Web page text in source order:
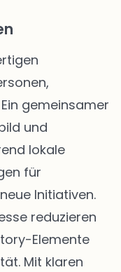
gemeinsamer
und
lokale
für
Initiativen.
reduzieren
Elemente
Mit klaren